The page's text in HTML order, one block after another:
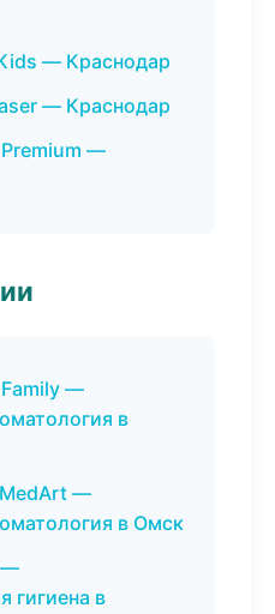
— Краснодар
— Краснодар
—
Family —
в
MedArt —
в Омск
—
гигиена в